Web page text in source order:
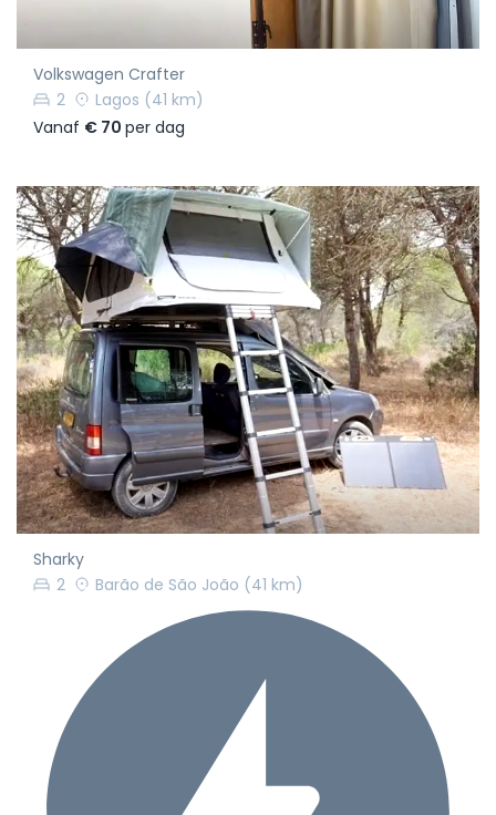
Volkswagen Crafter
2
Lagos (41 km)
Vanaf € 70 per dag
Sharky
2
Barão de São João (41 km)